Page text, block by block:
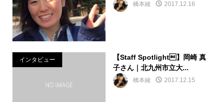
橋本綾 2017.12.16
インタビュー
【Staff Spotlight】岡崎 真
子さん｜北九州市立大...
橋本綾 2017.12.15